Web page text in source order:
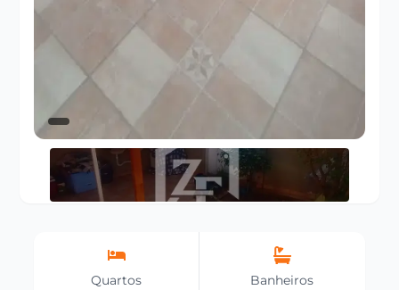
Quartos Banheiros